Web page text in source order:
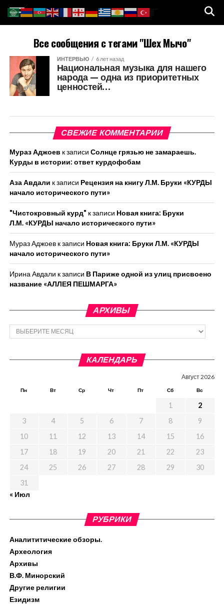
Все сообщения с тегами "Шех Мычо"
ИНТЕРВЬЮ 6 лет назад
Национальная музыка для нашего
народа — одна из приоритетных
ценностей…
СВЕЖИЕ КОММЕНТАРИИ
Мураз Аджоев к записи Солнце грязью не замараешь.
Курды в истории: ответ курдофобам
Аза Авдали к записи Рецензия на книгу Л.М. Бруки «КУРДЫ
начало исторического пути»
"Чистокровный курд" к записи Новая книга: Бруки
Л.М. «КУРДЫ начало исторического пути»
Мураз Аджоевк записи Новая книга: Бруки Л.М. «КУРДЫ
начало исторического пути»
Ирина Авдали к записи В Париже одной из улиц присвоено
название «АЛЛЕЯ ПЕШМАРГА»
АРХИВЫ
Архивы
КАЛЕНДАРЬ
Август 2026
Пн Вт Ср Чт Пт Сб Вс
1
2
3
4 5 6 7 8
9
10
11 12 13 14 15
16
17
18 19 20 21 22
23
24
25 26 27 28 29
30
31
« Июл
РУБРИКИ
Аналититические обзоры.
Археология
Архивы
В.Ф. Минорский
Другие религии
Езидизм